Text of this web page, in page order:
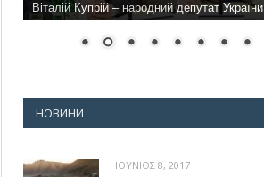
Віталій Купрій – народний депутат України
НОВИНИ
ΙΟΎΝΙΟΣ 8, 2017